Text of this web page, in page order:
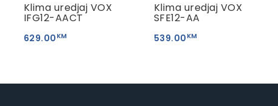
Klima uredjaj VOX
IFG12-AACT
629.00 KM
Klima uredjaj VOX
SFE12-AA
539.00 KM